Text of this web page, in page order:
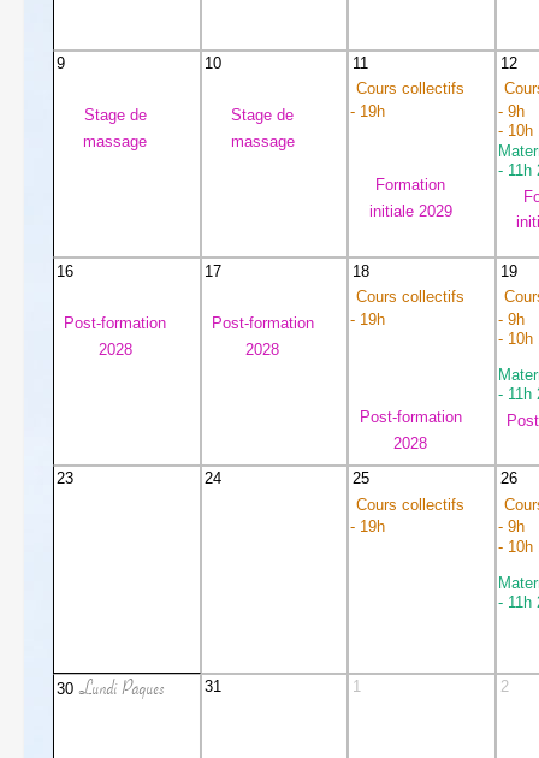
9
Stage de
massage
10
Stage de
massage
11
Cours collectifs
- 19h
Formation
initiale 2029
12
- 9h
- 10h
- 11h
16
Post-formation
2028
17
Post-formation
2028
18
Cours collectifs
- 19h
Post-formation
2028
19
- 9h
- 10h
- 11h
23 24
25
Cours collectifs
- 19h
26
- 9h
- 10h
- 11h
30 Lundi Pâques 31 1 2